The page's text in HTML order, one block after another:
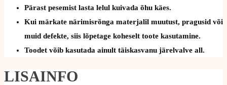
Pärast pesemist lasta lelul kuivada õhu käes.
Kui märkate närimisrõnga materjalil muutust, pragusid või
muid defekte, siis lõpetage koheselt toote kasutamine.
Toodet võib kasutada ainult täiskasvanu järelvalve all.
LISAINFO